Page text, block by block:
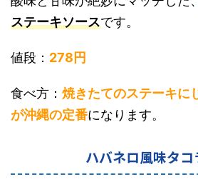
ステーキソースです。
値段： 278円
食べ方： 焼きたてのステーキに
が沖縄の定番になります。
ハバネロ風味タコ